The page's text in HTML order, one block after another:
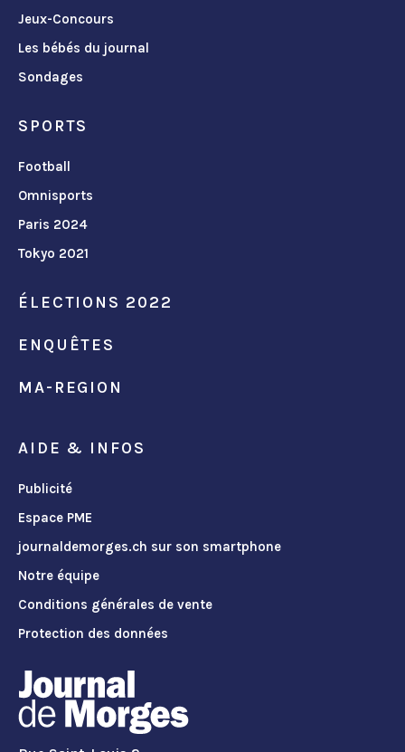
Jeux-Concours
Les bébés du journal
Sondages
SPORTS
Football
Omnisports
Paris 2024
Tokyo 2021
ÉLECTIONS 2022
ENQUÊTES
MA-REGION
AIDE & INFOS
Publicité
Espace PME
journaldemorges.ch sur son smartphone
Notre équipe
Conditions générales de vente
Protection des données